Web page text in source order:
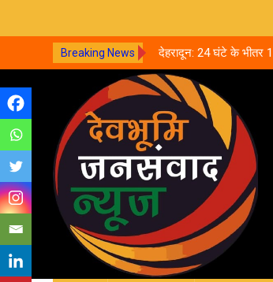
Breaking News
केदार मंदिर, नवरात्र की पहली
खोज
देहरादून: 24 घंटे के भीतर
आत्महत्या, पुलिस जांच में
to
content